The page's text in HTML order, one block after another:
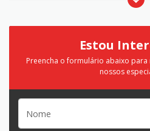
Estou
Preencha o formulário abaixo
nossos